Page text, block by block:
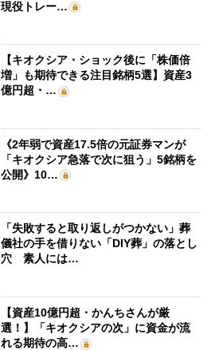
現役トレー…
【キオクシア・ショック後に「株価倍
増」も期待できる注目銘柄5選】資産3
億円超・…
《2年弱で資産17.5倍の元証券マンが
「キオクシア急落で次に狙う」5銘柄を
公開》10…
「失敗すると取り返しがつかない」葬
儀社の手を借りない「DIY葬」の落とし
穴 素人には…
【資産10億円超・かんちさんが厳
選！】「キオクシアの次」に資金が流
れる期待の高…